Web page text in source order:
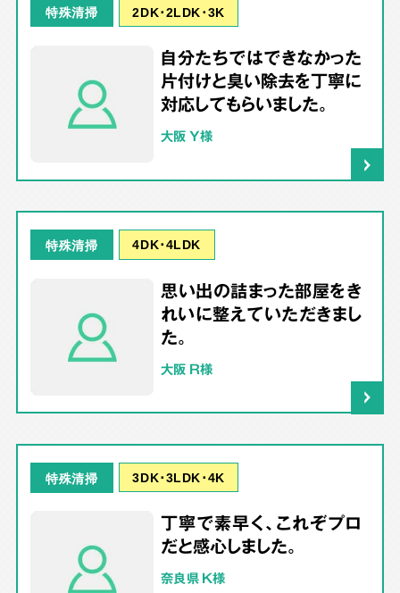
特殊清掃 2DK･2LDK･3K
自分たちではできなかった
片付けと臭い除去を丁寧に
対応してもらいました。
大阪 Y様
特殊清掃 4DK･4LDK
思い出の詰まった部屋をき
れいに整えていただきまし
た。
大阪 R様
特殊清掃 3DK･3LDK･4K
丁寧で素早く、これぞプロ
だと感心しました。
奈良県 K様